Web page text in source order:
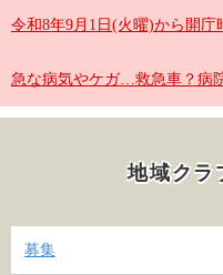
令和8年9月1日(火曜)から開庁
急な病気やケガ…救急車？病
地域クラ
募集